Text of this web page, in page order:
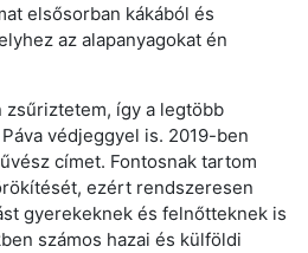
elsősorban kákából és
az alapanyagokat én
zsűriztetem, így a legtöbb
védjeggyel is. 2019-ben
címet. Fontosnak tartom
ezért rendszeresen
gyerekeknek és felnőtteknek is
számos hazai és külföldi